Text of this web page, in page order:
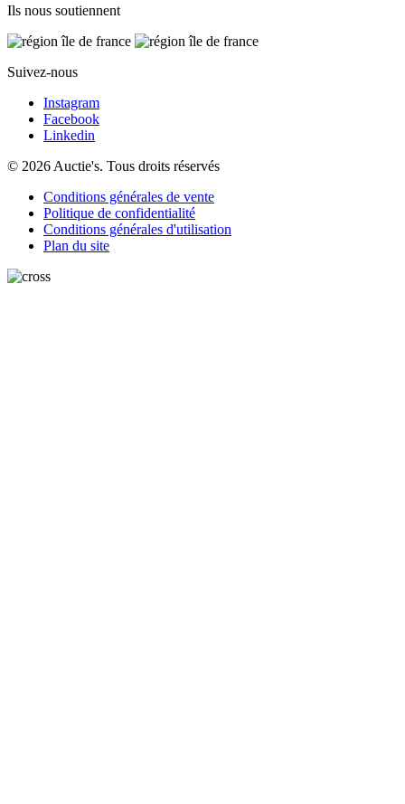
Ils nous soutiennent
Suivez-nous
Instagram
Facebook
Linkedin
© 2026 Auctie's. Tous droits réservés
Conditions générales de vente
Politique de confidentialité
Conditions générales d'utilisation
Plan du site